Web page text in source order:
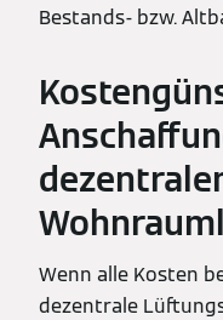
Bestands- bzw.
Wenn alle Kosten
dezentrale